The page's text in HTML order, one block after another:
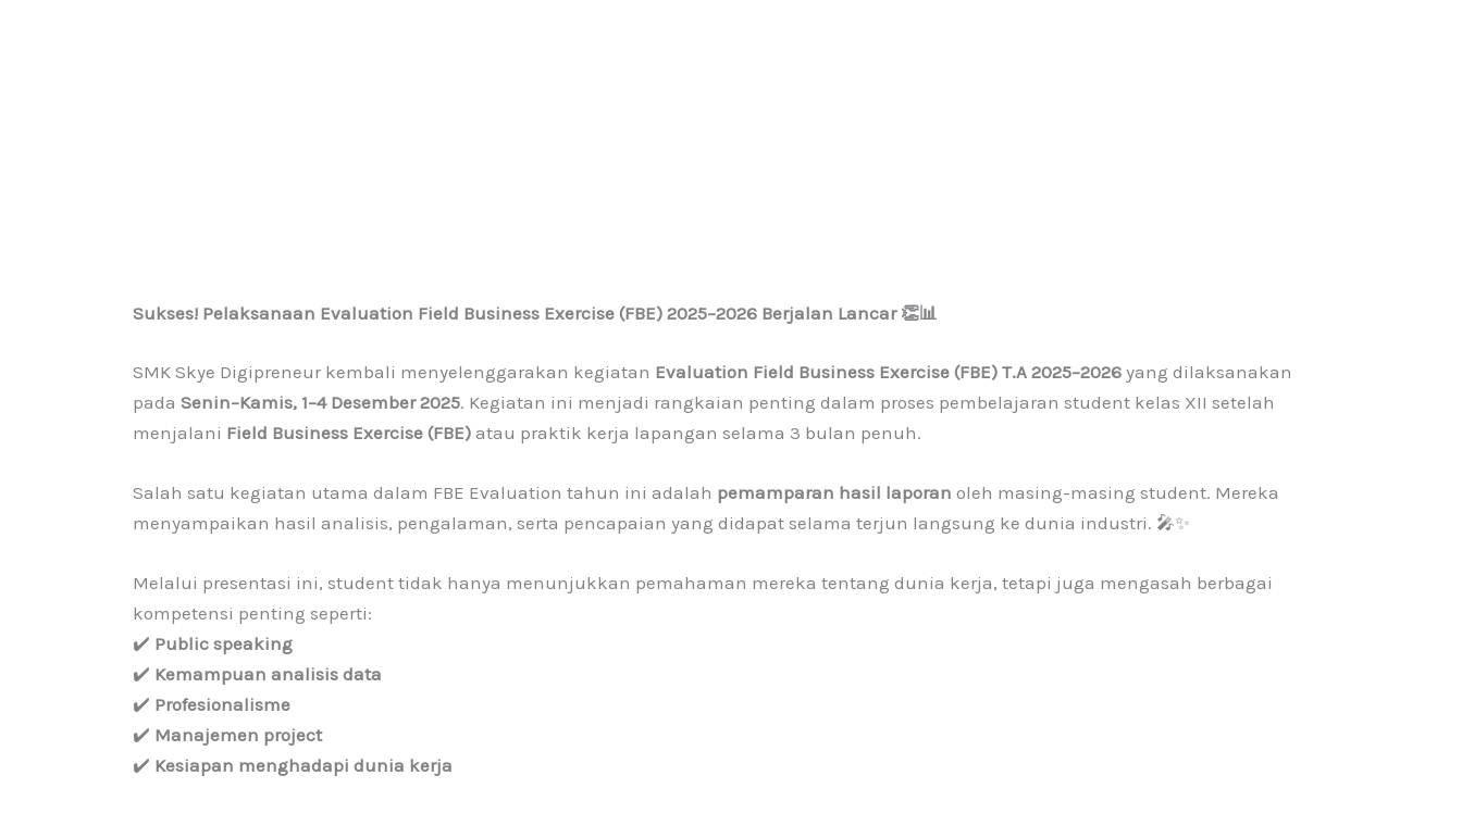
Sukses! Pelaksanaan Evaluation Field Business Exercise (FBE) 2025–2026 Berjalan Lancar 👏📊
SMK Skye Digipreneur kembali menyelenggarakan kegiatan Evaluation Field Business Exercise (FBE) T.A 2025–2026 yang dilaksanakan
pada Senin–Kamis, 1–4 Desember 2025. Kegiatan ini menjadi rangkaian penting dalam proses pembelajaran student kelas XII setelah
menjalani Field Business Exercise (FBE) atau praktik kerja lapangan selama 3 bulan penuh.
Salah satu kegiatan utama dalam FBE Evaluation tahun ini adalah pemamparan hasil laporan oleh masing-masing student. Mereka
menyampaikan hasil analisis, pengalaman, serta pencapaian yang didapat selama terjun langsung ke dunia industri. 🎤✨
Melalui presentasi ini, student tidak hanya menunjukkan pemahaman mereka tentang dunia kerja, tetapi juga mengasah berbagai
kompetensi penting seperti:
✔️ Public speaking
✔️ Kemampuan analisis data
✔️ Profesionalisme
✔️ Manajemen project
✔️ Kesiapan menghadapi dunia kerja